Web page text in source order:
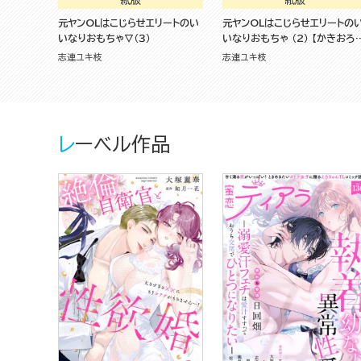
元ヤンOLはこじらせエリートのい
いなりおもちゃ▽（３）
志連ユキ枝
元ヤンOLはこじらせエリートの
いなりおもちゃ （2） 【かきおろ
漫画＆電子限定ペーパー付】
志連ユキ枝
レーベル作品